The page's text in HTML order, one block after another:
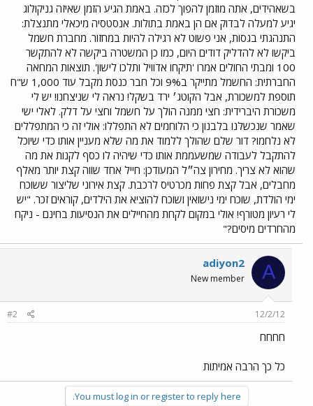
בשאהידים, אתה מוזמן להפוך לכזה. באמת הגיע הזמן שאיזה גניקולוג
יגיע למעלה לבדוק אם הן באמת בתולות. אנסטסיה מיכאלי מתנצלת:
התנהגתי בגסות, אני פשוט לא רגילה להיות במחזור. מחברת חשמל
ביקשו לא להדליק דודים היום, כמו כן המשטרה ביקשה לא להתקשר
100 ומבתי החולים אמרו 'תיקחו אדוויל ותלכו לישון'. תוצאות המחאה
החברתית: החשמל מתייקר ב9% וכל חבר כנסת מקבל עוד 1,000 ש"ח
תוספת למשכורת, אבל הקוטג׳ ירד בשקל! נראה לי שניצחנו! יש לי
משכורת היברידית: חצי ממנה הולך על חשמל וחצי על דלק. לאלי ישי
שאמר שנכשלנו בלבנון כי הלוחמים לא התפללו: אולי זה כי המתפללים
לא נלחמו? דור שלם שהולך ללמוד את מה שלא מעניין אותו כדי שיוכל
להתקבל לעבודה שמשעממת אותו כדי שיהיה לו כסף לקנות את מה
שהוא לא צריך. מחירון צה״ל המעודכן: חייל אחד שווה קצת יותר מאלף
מחבלים, אבל קצת פחות מכרטיס לרכבת. קצת אירוני שליצור ששוכח
ימי הולדת, שוכח ימי נישואין ושוכח להוציא את הילדים, קוראים זכר. "יש
לי רעיון מטורף! אולי במקום לקחת מהחיילים את הנסיעות בחינם - ניקח
מהחרדים מיסים?"
A
adiyon2
New member
12/2/12
#2
חחחח
כל כך הרבה אמיתות
You must log in or register to reply here.